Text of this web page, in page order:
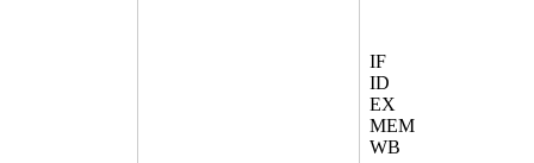
IF
ID
EX
MEM
WB